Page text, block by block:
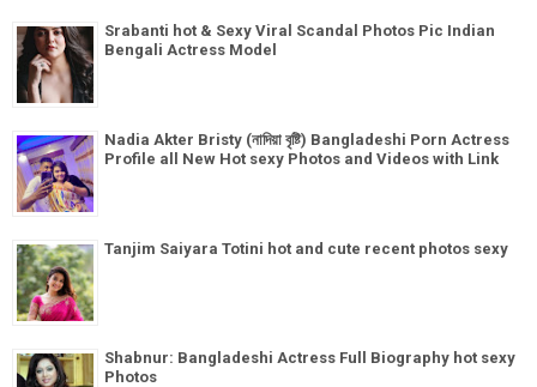
Srabanti hot & Sexy Viral Scandal Photos Pic Indian
Bengali Actress Model
Nadia Akter Bristy (নাদিয়া বৃষ্টি) Bangladeshi Porn Actress
Profile all New Hot sexy Photos and Videos with Link
Tanjim Saiyara Totini hot and cute recent photos sexy
Shabnur: Bangladeshi Actress Full Biography hot sexy
Photos